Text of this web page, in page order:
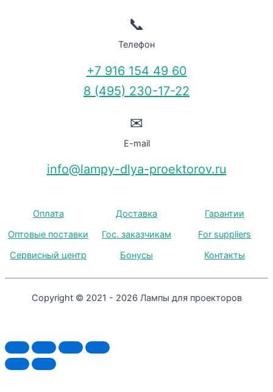
📞
Телефон
+7 916 154 49 60
8 (495) 230-17-22
✉
E-mail
info@lampy-dlya-proektorov.ru
Оплата Доставка
Гарантии
Оптовые поставки
Гос. заказчикам
For suppliers
Сервисный центр
Бонусы Контакты
Copyright © 2021 - 2026 Лампы для проекторов